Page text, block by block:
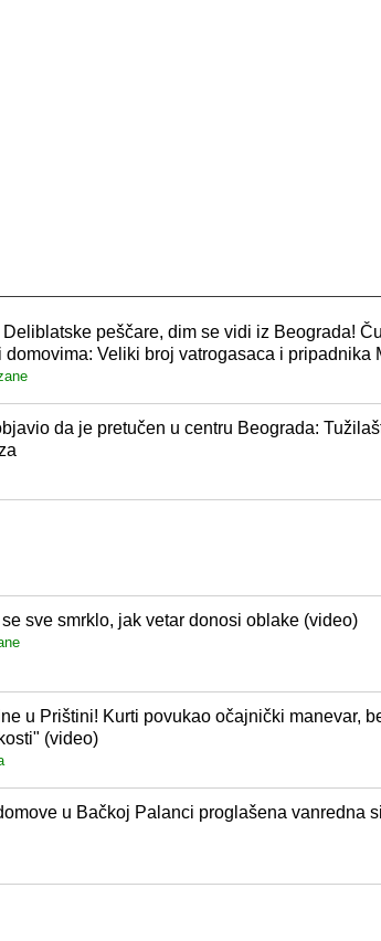
peščare, dim se vidi iz Beograda!
Veliki broj vatrogasaca i pripadnika
da je pretučen u centru Beograda:
sve smrklo, jak vetar donosi oblake (video)
u Prištini! Kurti povukao očajnički manevar,
(video)
u Bačkoj Palanci proglašena vanredna